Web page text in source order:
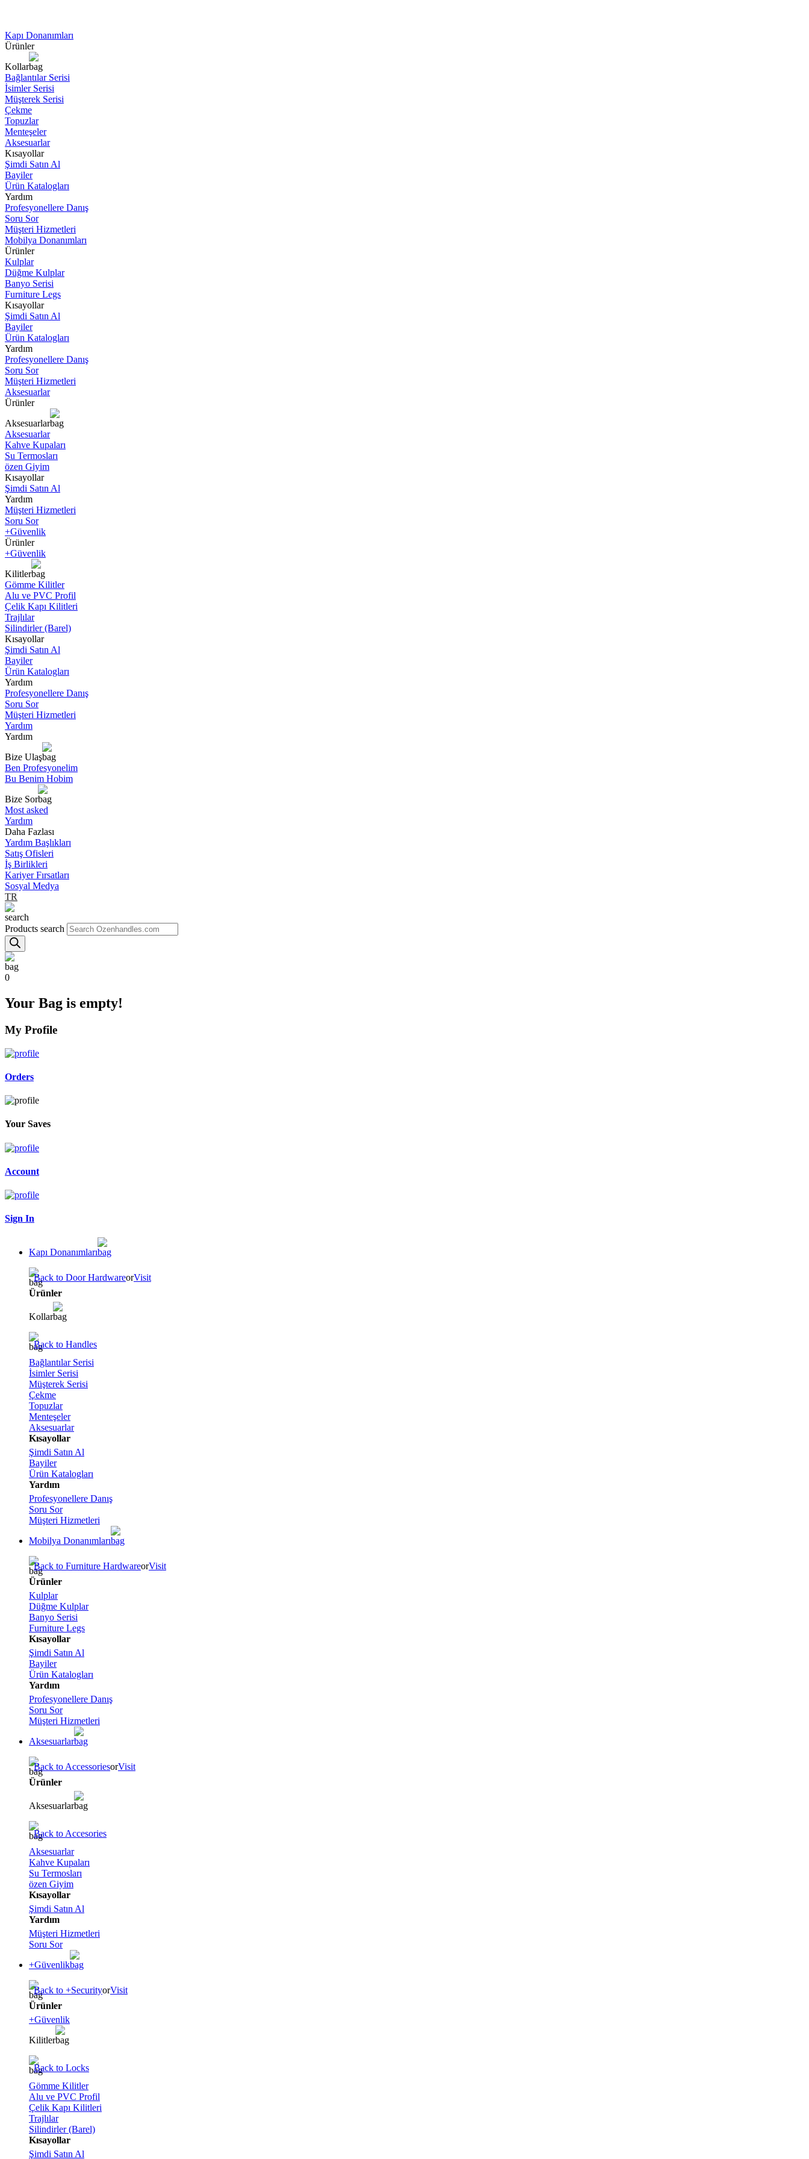
Kapı Donanımları
Ürünler
Kollar
Bağlantılar Serisi
İsimler Serisi
Müşterek Serisi
Çekme
Topuzlar
Menteşeler
Aksesuarlar
Kısayollar
Şimdi Satın Al
Bayiler
Ürün Katalogları
Yardım
Profesyonellere Danış
Soru Sor
Müşteri Hizmetleri
Mobilya Donanımları
Ürünler
Kulplar
Düğme Kulplar
Banyo Serisi
Furniture Legs
Kısayollar
Şimdi Satın Al
Bayiler
Ürün Katalogları
Yardım
Profesyonellere Danış
Soru Sor
Müşteri Hizmetleri
Aksesuarlar
Ürünler
Aksesuarlar
Aksesuarlar
Kahve Kupaları
Su Termosları
özen Giyim
Kısayollar
Şimdi Satın Al
Yardım
Müşteri Hizmetleri
Soru Sor
+Güvenlik
Ürünler
+Güvenlik
Kilitler
Gömme Kilitler
Alu ve PVC Profil
Çelik Kapı Kilitleri
Trajlılar
Silindirler (Barel)
Kısayollar
Şimdi Satın Al
Bayiler
Ürün Katalogları
Yardım
Profesyonellere Danış
Soru Sor
Müşteri Hizmetleri
Yardım
Yardım
Bize Ulaş
Ben Profesyonelim
Bu Benim Hobim
Bize Sor
Most asked
Yardım
Daha Fazlası
Yardım Başlıkları
Satış Ofisleri
İş Birlikleri
Kariyer Fırsatları
Sosyal Medya
TR
Products search
0
Your Bag is empty!
My Profile
Orders
Your Saves
Account
Sign In
Kapı Donanımları
Back to Door HardwareorVisit
Ürünler
Kollar
Back to Handles
Bağlantılar Serisi
İsimler Serisi
Müşterek Serisi
Çekme
Topuzlar
Menteşeler
Aksesuarlar
Kısayollar
Şimdi Satın Al
Bayiler
Ürün Katalogları
Yardım
Profesyonellere Danış
Soru Sor
Müşteri Hizmetleri
Mobilya Donanımları
Back to Furniture HardwareorVisit
Ürünler
Kulplar
Düğme Kulplar
Banyo Serisi
Furniture Legs
Kısayollar
Şimdi Satın Al
Bayiler
Ürün Katalogları
Yardım
Profesyonellere Danış
Soru Sor
Müşteri Hizmetleri
Aksesuarlar
Back to AccessoriesorVisit
Ürünler
Aksesuarlar
Back to Accesories
Aksesuarlar
Kahve Kupaları
Su Termosları
özen Giyim
Kısayollar
Şimdi Satın Al
Yardım
Müşteri Hizmetleri
Soru Sor
+Güvenlik
Back to +SecurityorVisit
Ürünler
+Güvenlik
Kilitler
Back to Locks
Gömme Kilitler
Alu ve PVC Profil
Çelik Kapı Kilitleri
Trajlılar
Silindirler (Barel)
Kısayollar
Şimdi Satın Al